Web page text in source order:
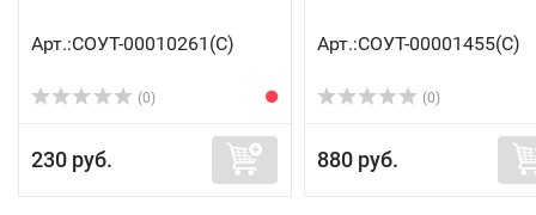
Арт.:СОУТ-00010261(C)
(0)
230 руб.
Арт.:СОУТ-00001455(C)
(0)
880 руб.